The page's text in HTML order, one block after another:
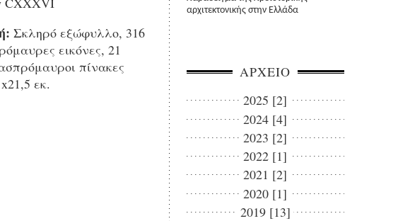
Σκληρό εξώφυλλο, 316
εικόνες, 21
πίνακες
εκ.
αρχιτεκτονικής στην Ελλάδα
ΑΡΧΕΙΟ
2025 [2]
2024 [4]
2023 [2]
2022 [1]
2021 [2]
2020 [1]
2019 [13]